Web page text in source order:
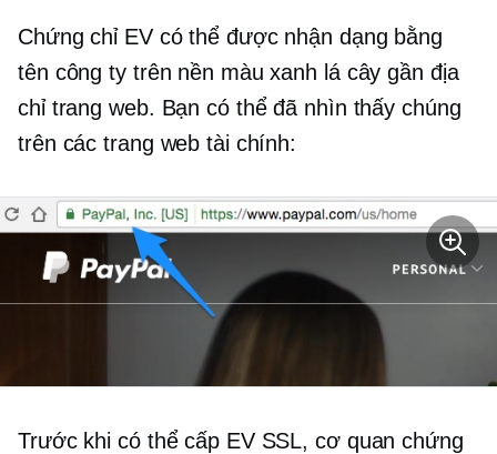
Chứng chỉ EV có thể được nhận dạng bằng
tên công ty trên nền màu xanh lá cây gần địa
chỉ trang web. Bạn có thể đã nhìn thấy chúng
trên các trang web tài chính:
Trước khi có thể cấp EV SSL, cơ quan chứng